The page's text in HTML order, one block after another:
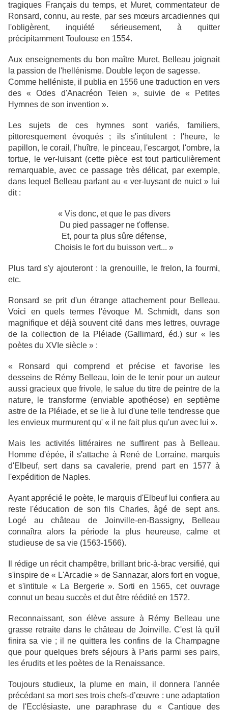
tragiques Français du temps, et Muret, commentateur de
Ronsard, connu, au reste, par ses mœurs arcadiennes qui
l'obligèrent, inquiété sérieusement, à quitter
précipitamment Toulouse en 1554.
Aux enseignements du bon maître Muret, Belleau joignait
la passion de l'hellénisme. Double leçon de sagesse.
Comme helléniste, il publia en 1556 une traduction en vers
des « Odes d'Anacréon Teien », suivie de « Petites
Hymnes de son invention ».
Les sujets de ces hymnes sont variés, familiers,
pittoresquement évoqués ; ils s'intitulent : l'heure, le
papillon, le corail, l'huître, le pinceau, l'escargot, l'ombre, la
tortue, le ver-luisant (cette pièce est tout particulièrement
remarquable, avec ce passage très délicat, par exemple,
dans lequel Belleau parlant au « ver-luysant de nuict » lui
dit :
« Vis donc, et que le pas divers
Du pied passager ne t'offense.
Et, pour ta plus sûre défense,
Choisis le fort du buisson vert... »
Plus tard s'y ajouteront : la grenouille, le frelon, la fourmi,
etc.
Ronsard se prit d'un étrange attachement pour Belleau.
Voici en quels termes l'évoque M. Schmidt, dans son
magnifique et déjà souvent cité dans mes lettres, ouvrage
de la collection de la Pléiade (Gallimard, éd.) sur « les
poètes du XVIe siècle » :
« Ronsard qui comprend et précise et favorise les
desseins de Rémy Belleau, loin de le tenir pour un auteur
aussi gracieux que frivole, le salue du titre de peintre de la
nature, le transforme (enviable apothéose) en septième
astre de la Pléiade, et se lie à lui d'une telle tendresse que
les envieux murmurent qu' « il ne fait plus qu'un avec lui ».
Mais les activités littéraires ne suffirent pas à Belleau.
Homme d'épée, il s'attache à René de Lorraine, marquis
d'Elbeuf, sert dans sa cavalerie, prend part en 1577 à
l'expédition de Naples.
Ayant apprécié le poète, le marquis d'Elbeuf lui confiera au
reste l'éducation de son fils Charles, âgé de sept ans.
Logé au château de Joinville-en-Bassigny, Belleau
connaîtra alors la période la plus heureuse, calme et
studieuse de sa vie (1563-1566).
Il rédige un récit champêtre, brillant bric-à-brac versifié, qui
s'inspire de « L'Arcadie » de Sannazar, alors fort en vogue,
et s'intitule « La Bergerie ». Sorti en 1565, cet ouvrage
connut un beau succès et dut être réédité en 1572.
Reconnaissant, son élève assure à Rémy Belleau une
grasse retraite dans le château de Joinville. C'est là qu'il
finira sa vie ; il ne quittera les confins de la Champagne
que pour quelques brefs séjours à Paris parmi ses pairs,
les érudits et les poètes de la Renaissance.
Toujours studieux, la plume en main, il donnera l'année
précédant sa mort ses trois chefs-d’œuvre : une adaptation
de l'Ecclésiaste, une paraphrase du « Cantique des